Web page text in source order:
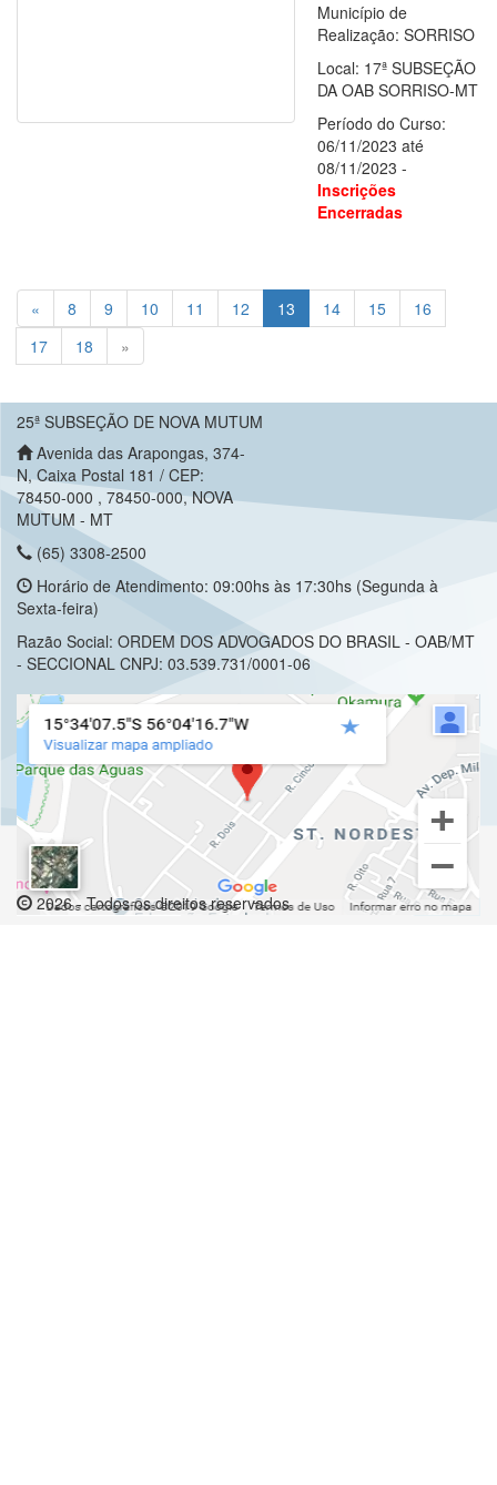
Município de
Realização: SORRISO
Local: 17ª SUBSEÇÃO
DA OAB SORRISO-MT
Período do Curso:
06/11/2023 até
08/11/2023 -
Inscrições
Encerradas
« 8 9 10 11 12 13 (current)
14 15
16
17
18 »
25ª SUBSEÇÃO DE NOVA MUTUM
Avenida das Arapongas, 374-
N, Caixa Postal 181 / CEP:
78450-000 , 78450-000, NOVA
MUTUM - MT
(65) 3308-2500
Horário de Atendimento: 09:00hs às 17:30hs (Segunda à
Sexta-feira)
Razão Social: ORDEM DOS ADVOGADOS DO BRASIL - OAB/MT
- SECCIONAL CNPJ: 03.539.731/0001-06
2026 - Todos os direitos reservados